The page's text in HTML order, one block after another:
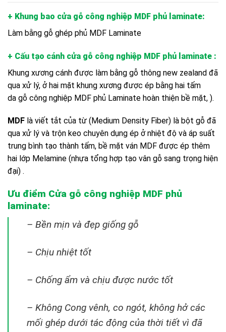
+ Khung bao cửa gỗ công nghiệp MDF phủ laminate:
Làm bằng gỗ ghép phủ MDF Laminate
+ Cấu tạo cánh cửa gỗ công nghiệp MDF phủ laminate :
Khung xương cánh được làm bằng gỗ thông new zealand đã
qua xử lý, ở hai mặt khung xương được ép bằng hai tấm
da gỗ công nghiệp MDF phủ Laminate hoàn thiện bề mặt, ).
MDF là viết tắt của từ (Medium Density Fiber) là bột gỗ đã
qua xử lý và trộn keo chuyên dụng ép ở nhiệt độ và áp suất
trung bình tạo thành tấm, bề mặt ván MDF được ép thêm
hai lớp Melamine (nhựa tổng hợp tạo vân gỗ sang trọng hiện
đại) .
Ưu điểm Cửa gỗ công nghiệp MDF phủ
laminate:
– Bền mịn và đẹp giống gỗ
– Chịu nhiệt tốt
– Chống ẩm và chịu được nước tốt
– Không Cong vênh, co ngót, không hở các
mối ghép dưới tác động của thời tiết vì đã